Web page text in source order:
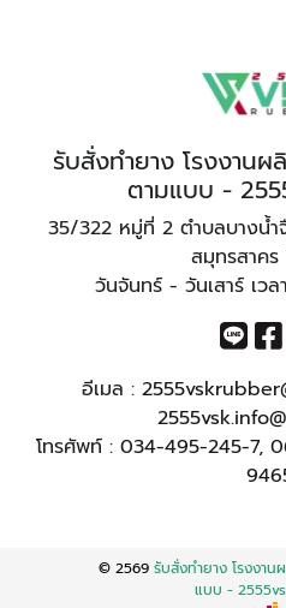
รับสั่งทำยาง โรงงาน
ตามแบบ -
35/322 หมู่ที่ 2 ตำบลบางน้ำ
สมุทรสาค
วันจันทร์ - วันเสาร์ เว
อีเมล :
โทรศัพท์ : 034-495-245-7,
© 2569รับสั่งทำยาง โรงงา
แบบ -